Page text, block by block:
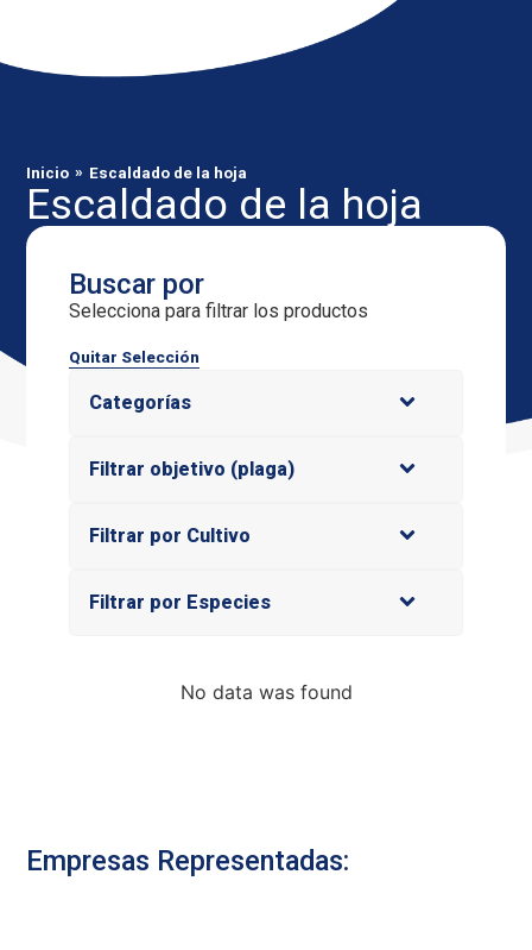
Inicio » Escaldado de la hoja
Escaldado de la hoja
Buscar por
Selecciona para filtrar los productos
Quitar Selección
Categorías
Filtrar objetivo (plaga)
Filtrar por Cultivo
Filtrar por Especies
No data was found
Empresas Representadas: